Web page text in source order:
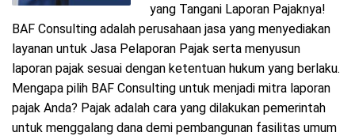
yang Tangani Laporan Pajaknya!
BAF Consulting adalah perusahaan jasa yang menyediakan
layanan untuk Jasa Pelaporan Pajak serta menyusun
laporan pajak sesuai dengan ketentuan hukum yang berlaku.
Mengapa pilih BAF Consulting untuk menjadi mitra laporan
pajak Anda? Pajak adalah cara yang dilakukan pemerintah
untuk menggalang dana demi pembangunan fasilitas umum